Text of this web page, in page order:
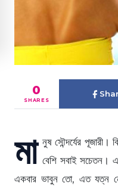
0
SHARES
মা নুষ সৌন্দর্যের পূজারী।
বেশি সবাই সচেতন।
একবার ভাবুন তো, এত যত্ন